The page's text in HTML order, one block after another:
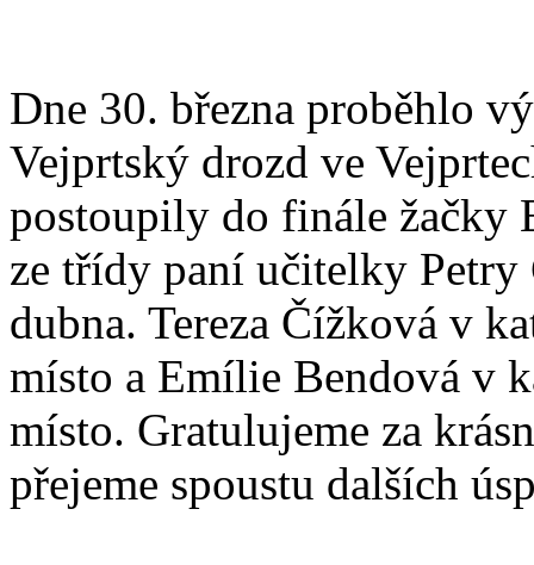
Dne 30. března proběhlo
Vejprtský drozd ve
postoupily do finále žačky
ze třídy paní učitelky
dubna. Tereza Čížková v
místo a Emílie Bendová v
místo. Gratulujeme za
přejeme spoustu dalších